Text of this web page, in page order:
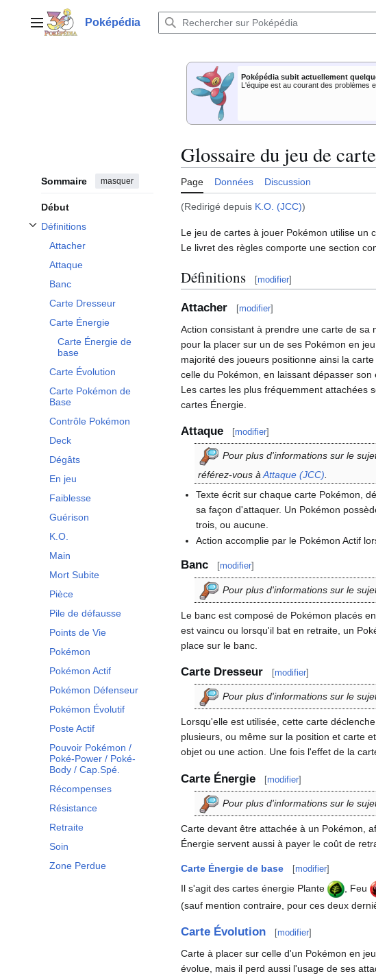
contenuMenu principalPoképédia
Poképédia subit actuellement
L'équipe est au courant des problèmes
Sommaire masquer
Début
Définitions
Afficher / masquer la sous-section Définitions
Attacher
Attaque
Banc
Carte Dresseur
Carte Énergie
Carte Énergie de
base
Carte Évolution
Carte Pokémon de
Base
Contrôle Pokémon
Deck
Dégâts
En jeu
Faiblesse
Guérison
K.O.
Main
Mort Subite
Pièce
Pile de défausse
Points de Vie
Pokémon
Pokémon Actif
Pokémon Défenseur
Pokémon Évolutif
Poste Actif
Pouvoir Pokémon /
Poké-Power / Poké-
Body / Cap.Spé.
Récompenses
Résistance
Retraite
Soin
Zone Perdue
Glossaire du jeu de
Page Données Discussion
(Redirigé depuis K.O. (JCC))
Le jeu de cartes à jouer Pokémon utilise un
Le livret des règles comporte une section
Définitions [modifier]
Attacher [modifier]
Action consistant à prendre une carte de sa
pour la placer sur un de ses Pokémon en
majorité des joueurs positionne ainsi la
celle du Pokémon, en laissant dépasser son
Les cartes les plus fréquemment attachées
cartes Énergie.
Attaque [modifier]
Pour plus d'informations sur le
référez-vous àAttaque (JCC).
Texte écrit sur chaque carte Pokémon,
sa façon d'attaquer. Un Pokémon
trois, ou aucune.
Action accomplie par le Pokémon Actif
Banc [modifier]
Pour plus d'informations sur le
Le banc est composé de Pokémon placés
est vaincu ou lorsqu'il bat en retraite, un
place sur le banc.
Carte Dresseur [modifier]
Pour plus d'informations sur le
Lorsqu'elle est utilisée, cette carte
plusieurs, ou même sur la position et carte
objet ou une action. Une fois l'effet de la
Carte Énergie [modifier]
Pour plus d'informations sur le
Carte devant être attachée à un Pokémon,
Énergie servent aussi à payer le coût de
Carte Énergie de base [modifier]
Il s'agit des cartes énergie Plante , Feu
(sauf mention contraire, pour ces deux
Carte Évolution [modifier]
Carte à placer sur celle d'un Pokémon en
évolue, mais il perd aussi l'usage de ses